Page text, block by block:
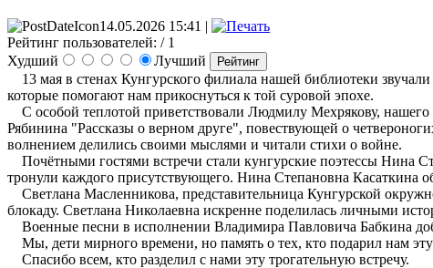
14.05.2026 15:41 |
Рейтинг пользователей: / 1
Худший
Лучший
13 мая в стенах Кунгурского филиала нашей библиотеки
которые помогают нам прикоснуться к той суровой эпохе.
С особой теплотой приветствовали Людмилу Мехрякову, нашего
Рябинина "Рассказы о верном друге", повествующей о
волнением делились своими мыслями и читали стихи о войне.
Почётными гостями встречи стали кунгурские поэтессы Нина
тронули каждого присутствующего. Нина Степановна Касаткина
Светлана Масленникова, представительница Кунгурской
блокаду. Светлана Николаевна искренне поделилась личными
Военные песни в исполнении Владимира Павловича Бабкина
Мы, дети мирного времени, но память о тех, кто подарил нам
Спасибо всем, кто разделил с нами эту трогательную встречу.